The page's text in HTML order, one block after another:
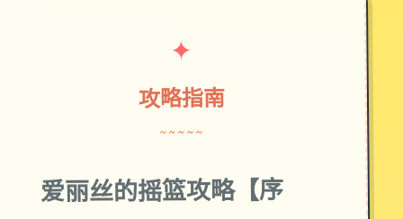
✦
攻略指南
~~~~~
爱丽丝的摇篮攻略【序